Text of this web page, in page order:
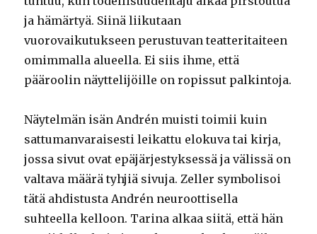
ja hämärtyä. Siinä liikutaan
vuorovaikutukseen perustuvan teatteritaiteen
omimmalla alueella. Ei siis ihme, että
pääroolin näyttelijöille on ropissut palkintoja.
Näytelmän isän Andrén muisti toimii kuin
sattumanvaraisesti leikattu elokuva tai kirja,
jossa sivut ovat epäjärjestyksessä ja välissä on
valtava määrä tyhjiä sivuja. Zeller symbolisoi
tätä ahdistusta Andrén neuroottisella
suhteella kelloon. Tarina alkaa siitä, että hän